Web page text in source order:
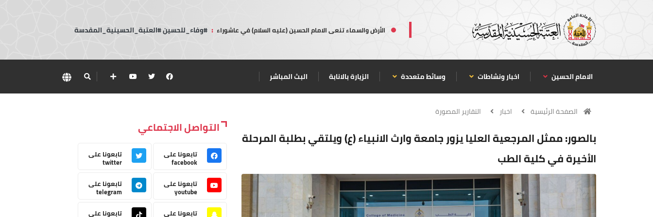
الأرض والسماء تنعى الامام الحسين (عليه السلام) في عاشوراء : #وفاء_للحسين #العتبة_الحسينية_المقدسة
الامام الحسين اخبار ونشاطات وسائط متعددة الزيارة بالانابة البث المباشر
الصفحة الرئيسية اخبار التقارير المصورة
بالصور: ممثل المرجعية العليا يزور جامعة وارث الانبياء (ع) ويلتقي بطلبة المرحلة
الأخيرة في كلية الطب
التواصل الاجتماعي
تابعونا على
facebook
تابعونا على
twitter
تابعونا على
youtube
تابعونا على
telegram
تابعونا على
تابعونا على